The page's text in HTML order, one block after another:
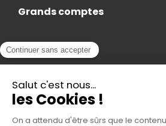
Grands comptes
Actualités
Contact